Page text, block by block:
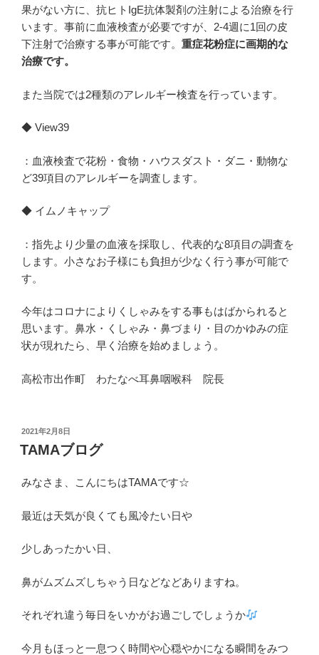
果がない方に、抗ヒトIgE抗体製剤の注射による治療を行
います。事前に血液検査が必要ですが、2-4週に1回の皮
下注射で治療する事が可能です。 重症花粉症に画期的な
治療です。
また当院では2種類のアレルギー検査を行っています。
◆ View39
：血液検査で花粉・食物・ハウスダスト・ダニ・動物な
ど39項目のアレルギーを調査します。
◆ イムノキャップ
：指先より少量の血液を採取し、代表的な8項目の調査を
します。小さなお子様にも負担が少なく行う事が可能で
す。
今年はコロナによりくしゃみをする事もはばかられると
思います。鼻水・くしゃみ・鼻づまり・目のかゆみの症
状が現れたら、早く治療を始めましょう。
高松市出作町 わたなべ耳鼻咽喉科 院長
投
稿
日:
2021年2月8日
TAMAブログ
みなさま、こんにちはTAMAです☆
最近は天気が良くても風冷たい日や
少しあったかい日、
鼻がムズムズしちゃう日などなどありますね。
それぞれ違う毎日をいかがお過ごしでしょうか
今月もほっと一息つく時間や心穏やかになる瞬間をみつ